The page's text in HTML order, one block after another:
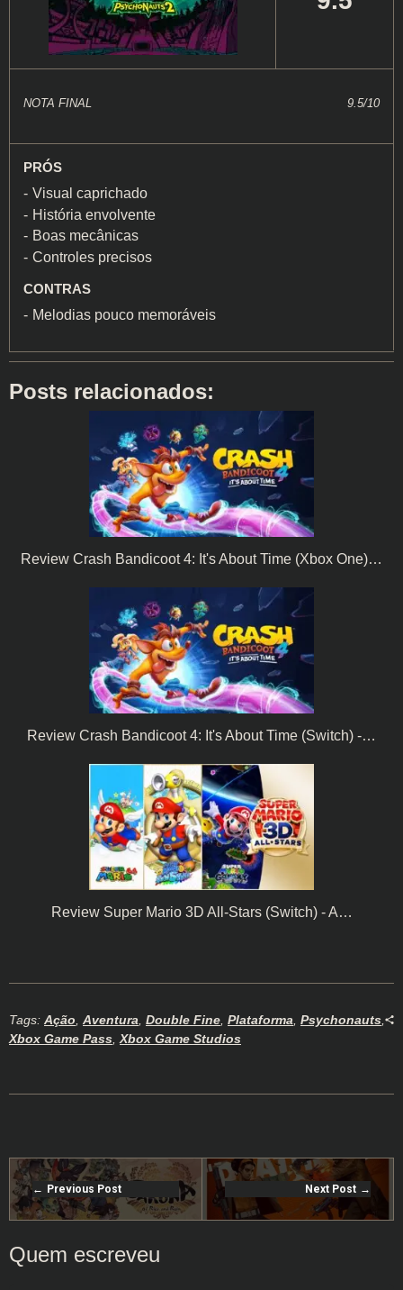
NOTA FINAL 9.5/10
PRÓS
Visual caprichado
História envolvente
Boas mecânicas
Controles precisos
CONTRAS
Melodias pouco memoráveis
Posts relacionados:
Review Crash Bandicoot 4: It's About Time (Xbox One)…
Review Crash Bandicoot 4: It's About Time (Switch) -…
Review Super Mario 3D All-Stars (Switch) - A…
Tags: Ação Aventura Double Fine Plataforma Psychonauts
Xbox Game Pass Xbox Game Studios
Previous Post Next Post